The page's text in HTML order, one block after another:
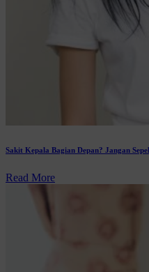
Sakit Kepala Bagian Depan? Jangan
Read More